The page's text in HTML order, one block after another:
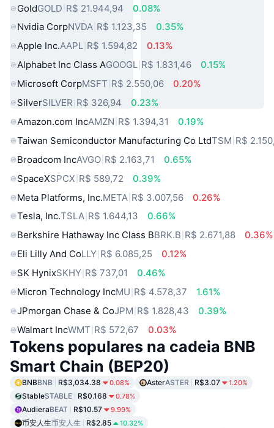
GoldGOLD R$ 21.944,94
0.08%
Nvidia CorpNVDA R$ 1.123,35
0.35%
Apple Inc.AAPL R$ 1.594,82
0.13%
Alphabet Inc Class AGOOGL R$ 1.831,46
0.15%
Microsoft CorpMSFT R$ 2.550,06
0.20%
SilverSILVER R$ 326,94
0.23%
Amazon.com IncAMZN R$ 1.394,31
0.19%
Taiwan Semiconductor Manufacturing Co LtdTSM R$
Broadcom IncAVGO R$ 2.163,71
0.65%
SpaceXSPCX R$ 589,72
0.39%
Meta Platforms, Inc.META R$ 3.007,56
0.26%
Tesla, Inc.TSLA R$ 1.644,13
0.66%
Berkshire Hathaway Inc Class BBRK.B R$ 2.671,88
0.36%
Eli Lilly And CoLLY R$ 6.085,25
0.12%
SK HynixSKHY R$ 737,01
0.46%
Micron Technology IncMU R$ 4.578,37
1.61%
JPmorgan Chase & CoJPM R$ 1.828,43
0.39%
Walmart IncWMT R$ 572,67 0.03%
Tokens populares na cadeia BNB
Smart Chain (BEP20)
BNBBNB R$3,034.38 0.08% AsterASTER R$3.07 1.20%
StableSTABLE R$0.168 0.78%
AudieraBEAT R$10.57 9.99%
币安人生币安人生 R$2.85 10.32%